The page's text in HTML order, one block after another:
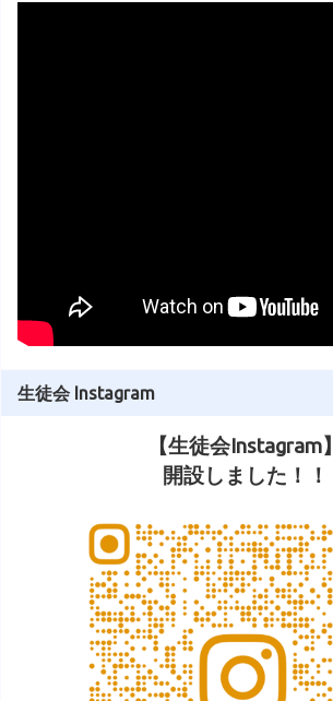
生徒会 Instagram
【生徒会Instagram】
開設しました！！